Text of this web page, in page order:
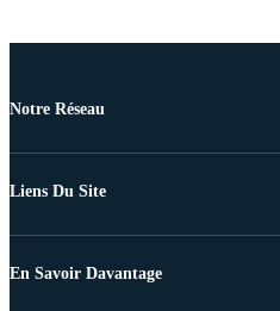
Notre Réseau
Liens Du Site
En Savoir Davantage